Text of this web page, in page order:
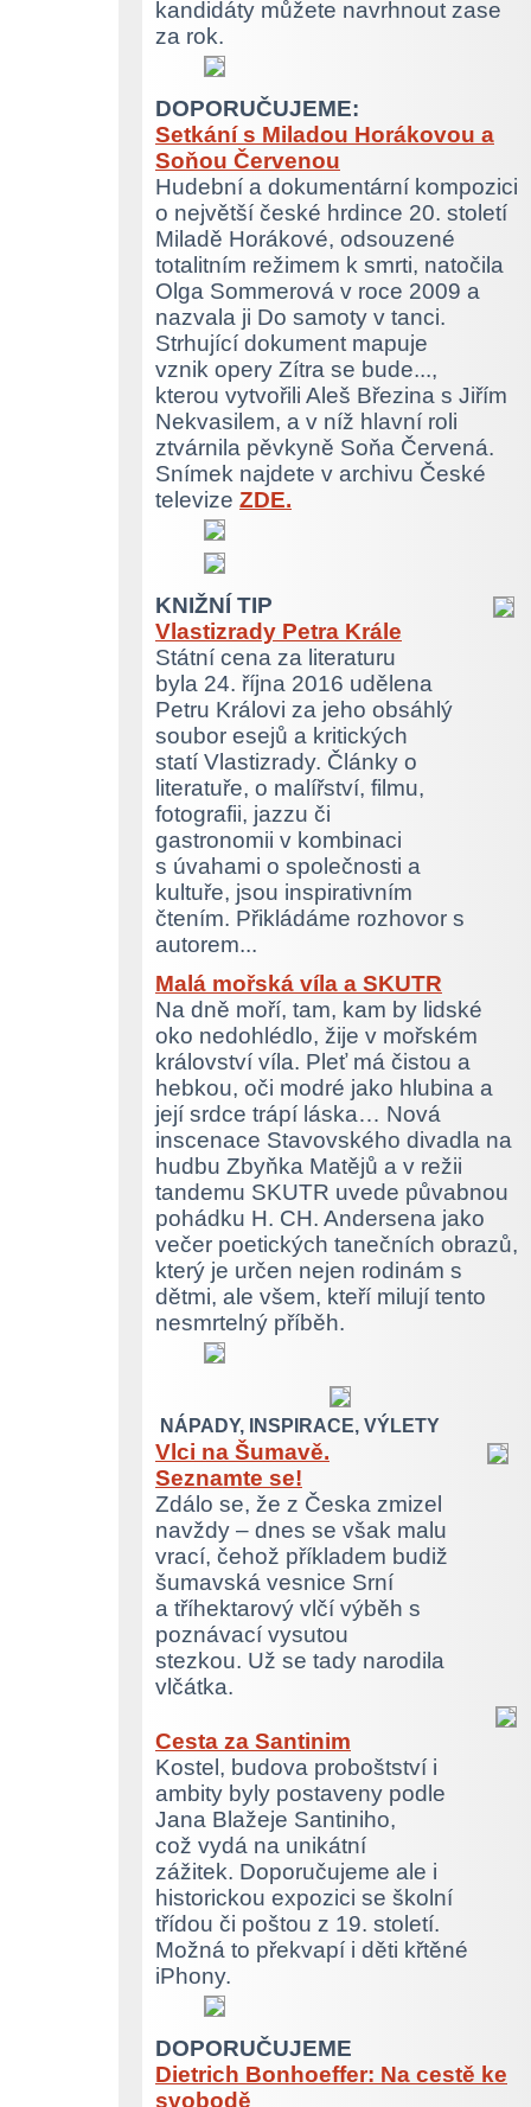
kandidáty můžete navrhnout zase
za rok.
DOPORUČUJEME:
Setkání s Miladou Horákovou a
Soňou Červenou
Hudební a dokumentární kompozici
o největší české hrdince 20. století
Miladě Horákové, odsouzené
totalitním režimem k smrti, natočila
Olga Sommerová v roce 2009 a
nazvala ji Do samoty v tanci.
Strhující dokument mapuje
vznik opery Zítra se bude...,
kterou vytvořili Aleš Březina s Jiřím
Nekvasilem, a v níž hlavní roli
ztvárnila pěvkyně Soňa Červená.
Snímek najdete v archivu České
televize ZDE.
KNIŽNÍ TIP
Vlastizrady Petra Krále
Státní cena za literaturu
byla 24. října 2016 udělena
Petru Královi za jeho obsáhlý
soubor esejů a kritických
statí Vlastizrady. Články o
literatuře, o malířství, filmu,
fotografii, jazzu či
gastronomii v kombinaci
s úvahami o společnosti a
kultuře, jsou inspirativním
čtením. Přikládáme rozhovor s
autorem...
Malá mořská víla a SKUTR
Na dně moří, tam, kam by lidské
oko nedohlédlo, žije v mořském
království víla. Pleť má čistou a
hebkou, oči modré jako hlubina a
její srdce trápí láska… Nová
inscenace Stavovského divadla na
hudbu Zbyňka Matějů a v režii
tandemu SKUTR uvede půvabnou
pohádku H. CH. Andersena jako
večer poetických tanečních obrazů,
který je určen nejen rodinám s
dětmi, ale všem, kteří milují tento
nesmrtelný příběh.
NÁPADY, INSPIRACE, VÝLETY
Vlci na Šumavě.
Seznamte se!
Zdálo se, že z Česka zmizel
navždy – dnes se však malu
vrací, čehož příkladem budiž
šumavská vesnice Srní
a tříhektarový vlčí výběh s
poznávací vysutou
stezkou. Už se tady narodila
vlčátka.
Cesta za Santinim
Kostel, budova proboštství i
ambity byly postaveny podle
Jana Blažeje Santiniho,
což vydá na unikátní
zážitek. Doporučujeme ale i
historickou expozici se školní
třídou či poštou z 19. století.
Možná to překvapí i děti křtěné
iPhony.
DOPORUČUJEME
Dietrich Bonhoeffer: Na cestě ke
svobodě